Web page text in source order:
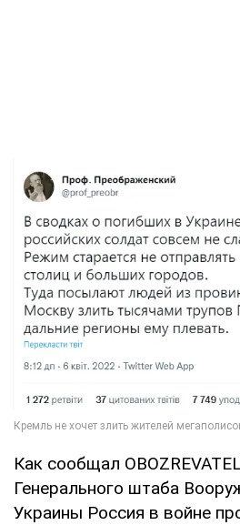
Как сообщал
Генерального штаба
Украины Россия в войне